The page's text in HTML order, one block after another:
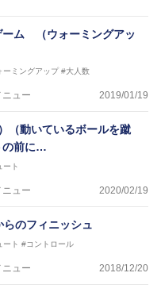
ミャンマー女子フットサル代
サルインストラクター、AFC
フットサルインストラクター
センス
監督、FC VIGORE 監督
級ライセンス・日本サッカー
ライセンス
ッカースクール所属
ーム （ウォーミングアッ
ーミングアップ #大人数
ュー 2019/01/19
（動いているボールを蹴
の前に…
ート
ュー 2020/02/19
のフィニッシュ
ート #コントロール
ュー 2018/12/20